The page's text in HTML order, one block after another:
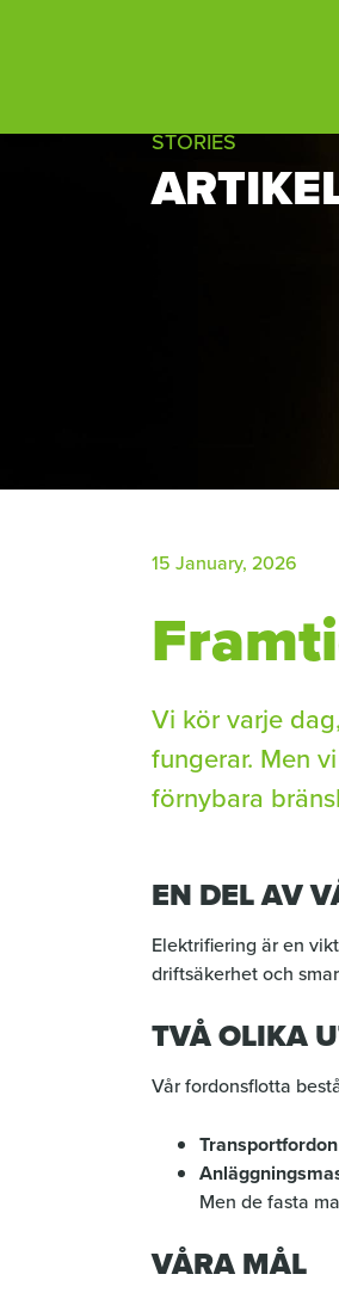
STORIES
15 January, 2026
Vi kör varje
fungerar. Men
förnybara
EN DEL AV
Elektrifiering är en
driftsäkerhet och
TVÅ OLIKA
Vår fordonsflotta
Transportfordon
Men de fasta
VÅRA MÅL